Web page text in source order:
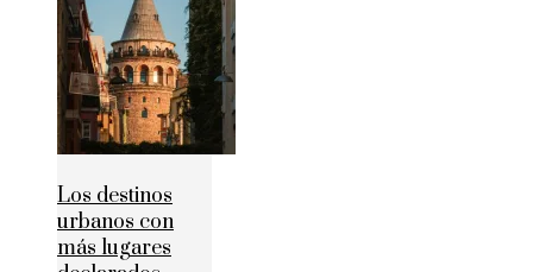
Los destinos
urbanos con
más lugares